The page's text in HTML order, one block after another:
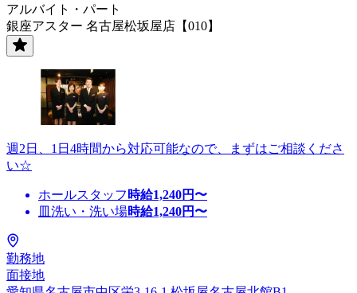
アルバイト・パート
銀座アスター 名古屋松坂屋店【010】
週2日、1日4時間から対応可能なので、まずはご相談くださ
い☆
ホールスタッフ 時給1,240円〜
皿洗い・洗い場時給1,240円〜
勤務地
面接地